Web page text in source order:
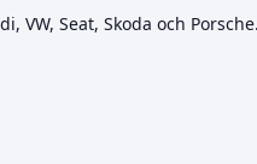
VW, Seat, Skoda och